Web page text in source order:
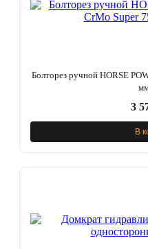
Болторез ручной HORSE
3
В